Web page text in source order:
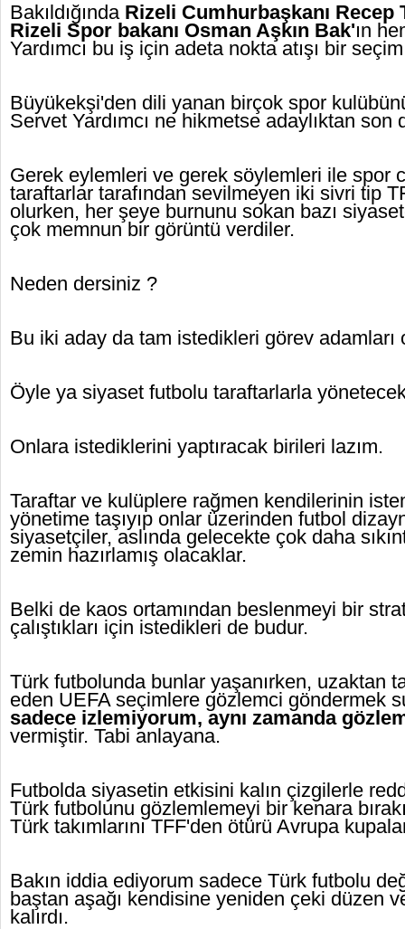
Bakıldığında Rizeli Cumhurbaşkanı Recep
Rizeli Spor bakanı Osman Aşkın Bak'ın
Yardımcı bu iş için adeta nokta atışı bir
Büyükekşi'den dili yanan birçok spor
Servet Yardımcı ne hikmetse adaylıktan
Gerek eylemleri ve gerek söylemleri ile spor
taraftarlar tarafından sevilmeyen iki sivri tip
olurken, her şeye burnunu sokan bazı
çok memnun bir görüntü verdiler.
Neden dersiniz ?
Bu iki aday da tam istedikleri görev adamları
Öyle ya siyaset futbolu taraftarlarla
Onlara istediklerini yaptıracak birileri lazım.
Taraftar ve kulüplere rağmen kendilerinin
yönetime taşıyıp onlar üzerinden futbol
siyasetçiler, aslında gelecekte çok daha
zemin hazırlamış olacaklar.
Belki de kaos ortamından beslenmeyi bir
çalıştıkları için istedikleri de budur.
Türk futbolunda bunlar yaşanırken, uzaktan
eden UEFA seçimlere gözlemci göndermek
sadece izlemiyorum, aynı zamanda
vermiştir. Tabi anlayana.
Futbolda siyasetin etkisini kalın çizgilerle
Türk futbolunu gözlemlemeyi bir kenara
Türk takımlarını TFF'den ötürü Avrupa
Bakın iddia ediyorum sadece Türk futbolu
baştan aşağı kendisine yeniden çeki düzen
kalırdı.